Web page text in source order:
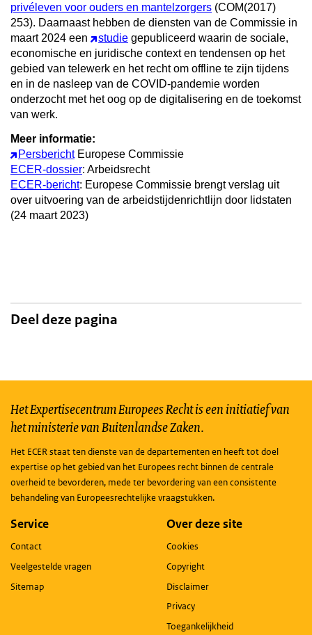
privéleven voor ouders en mantelzorgers (COM(2017)
253). Daarnaast hebben de diensten van de Commissie in
maart 2024 een
studie gepubliceerd waarin de sociale,
economische en juridische context en tendensen op het
gebied van telewerk en het recht om offline te zijn tijdens
en in de nasleep van de COVID-pandemie worden
onderzocht met het oog op de digitalisering en de toekomst
van werk.
Meer informatie:
PersberichtEuropese Commissie
ECER-dossier: Arbeidsrecht
ECER-bericht: Europese Commissie brengt verslag uit
over uitvoering van de arbeidstijdenrichtlijn door lidstaten
(24 maart 2023)
Deel deze pagina
Het Expertisecentrum Europees Recht is een initiatief van
het ministerie van Buitenlandse Zaken.
Het ECER staat ten dienste van de departementen en heeft tot doel
expertise op het gebied van het Europees recht binnen de centrale
overheid te bevorderen, mede ter bevordering van een consistente
behandeling van Europeesrechtelijke vraagstukken.
Service
Contact
Veelgestelde vragen
Sitemap
Over deze site
Cookies
Copyright
Disclaimer
Privacy
Toegankelijkheid